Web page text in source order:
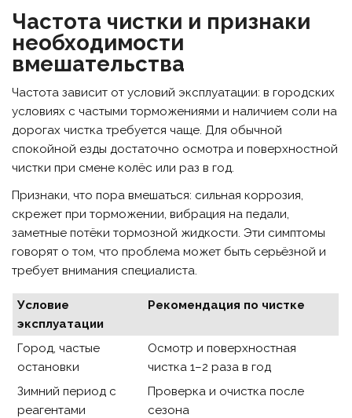
Частота чистки и признаки
необходимости
вмешательства
Частота зависит от условий эксплуатации: в городских
условиях с частыми торможениями и наличием соли на
дорогах чистка требуется чаще. Для обычной
спокойной езды достаточно осмотра и поверхностной
чистки при смене колёс или раз в год.
Признаки, что пора вмешаться: сильная коррозия,
скрежет при торможении, вибрация на педали,
заметные потёки тормозной жидкости. Эти симптомы
говорят о том, что проблема может быть серьёзной и
требует внимания специалиста.
Условие
эксплуатации
Рекомендация по чистке
Город, частые
остановки
Осмотр и поверхностная
чистка 1–2 раза в год
Зимний период с
реагентами
Проверка и очистка после
сезона